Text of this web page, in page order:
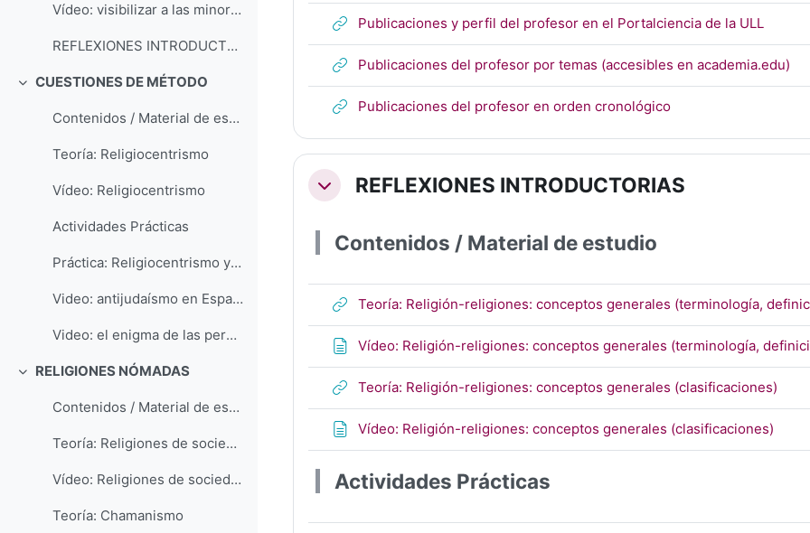
Vídeo: visibilizar a las minorías religiosas en la España actual
REFLEXIONES INTRODUCTORIAS
Colapsar
CUESTIONES DE MÉTODO
Contenidos / Material de estudio
Teoría: Religiocentrismo
Vídeo: Religiocentrismo
Actividades Prácticas
Práctica: Religiocentrismo y antijudaísmo: un manual de historia franquista
Video: antijudaísmo en España: el ejemplo de un manual de historia franquista
Video: el enigma de las persecuciones antijudías
Colapsar
RELIGIONES NÓMADAS
Contenidos / Material de estudio
Teoría: Religiones de sociedades nómadas: generalidades
Vídeo: Religiones de sociedades nómadas: generalidades
Teoría: Chamanismo
Publicaciones y perfil del profesor en el Portalciencia de la ULLURL
Publicaciones del profesor por temas (accesibles en academia.edu)
Publicaciones del profesor en orden cronológicoURL
ColapsarREFLEXIONES INTRODUCTORIAS
Contenidos / Material de estudio
Teoría: Religión-religiones: conceptos generales (terminología,
Vídeo: Religión-religiones: conceptos generales (terminología,
Teoría: Religión-religiones: conceptos generales (clasificaciones)
Vídeo: Religión-religiones: conceptos generales (clasificaciones)
Actividades Prácticas